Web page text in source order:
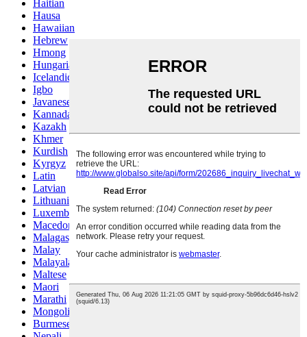
Haitian
Hausa
Hawaiian
Hebrew
Hmong
Hungarian
Icelandic
Igbo
Javanese
Kannada
Kazakh
Khmer
Kurdish
Kyrgyz
Latin
Latvian
Lithuanian
Luxembou..
Macedonian
Malagasy
Malay
Malayalam
Maltese
Maori
Marathi
Mongolian
Burmese